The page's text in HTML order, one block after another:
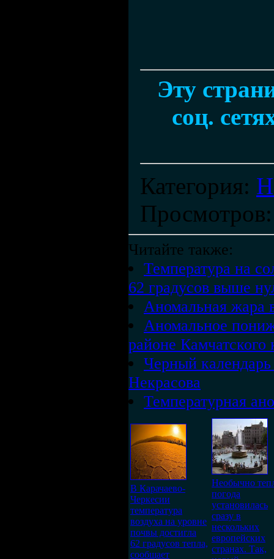
Эту
соц.
Категория:
Просмотров
Читайте также:
Температура на
62 градусов выше
Аномальная жара
Аномальное
районе Камчатского
Черный
Некрасова
Температурная
В Карачаево-
Черкесии
температура
воздуха на уровне
почвы достигла
62 градусов тепла,
сообщает
Необычно
погода
установилась
сразу в
нескольких
европейских
странах. Так,